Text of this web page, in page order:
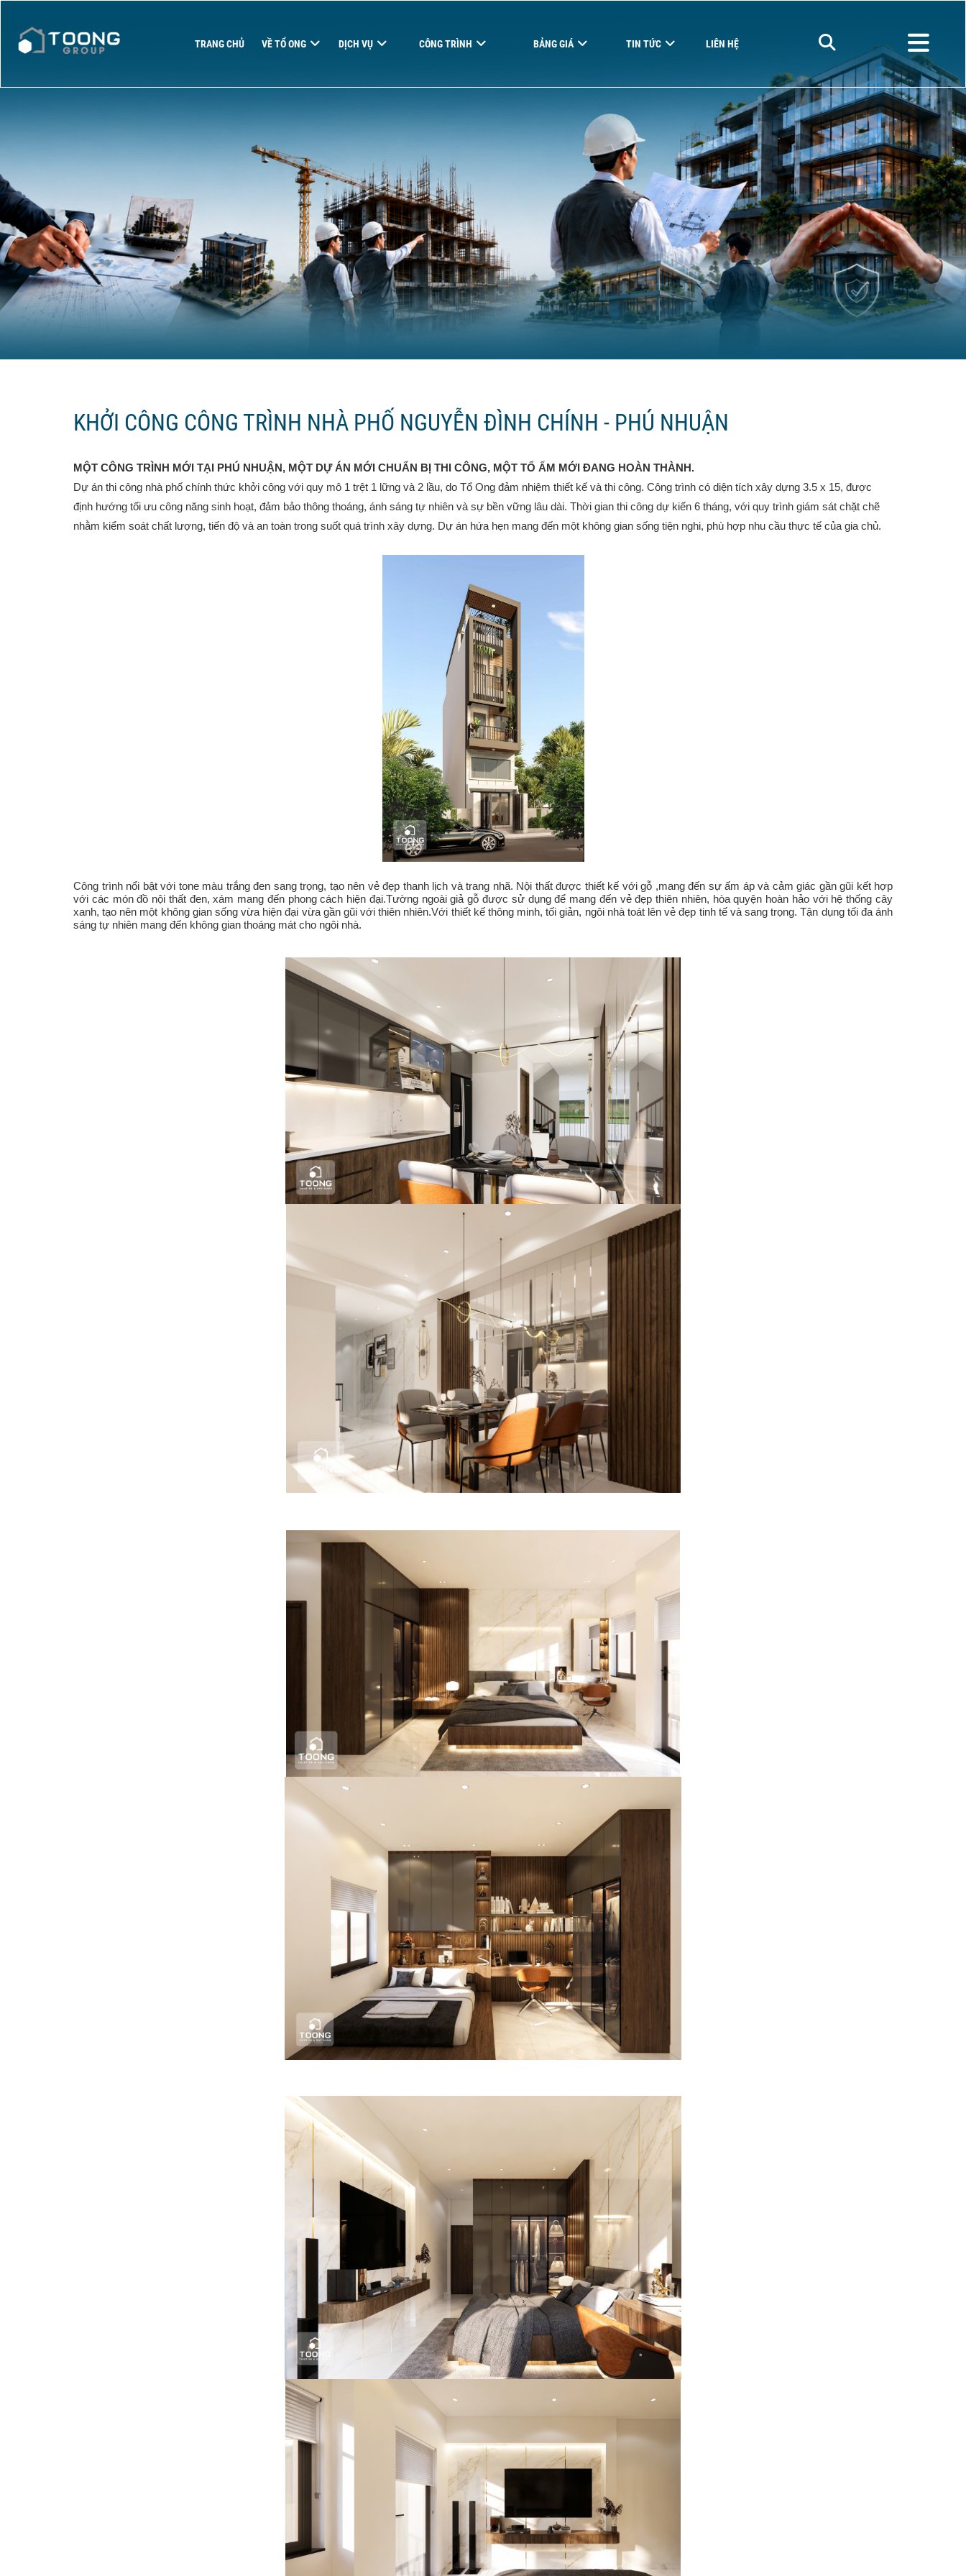
TRANG CHỦ VỀ TỔ ONG DỊCH VỤ CÔNG TRÌNH BẢNG GIÁ TIN TỨC LIÊN HỆ
KHỞI CÔNG CÔNG TRÌNH NHÀ PHỐ NGUYỄN ĐÌNH CHÍNH - PHÚ NHUẬN
MỘT CÔNG TRÌNH MỚI TẠI PHÚ NHUẬN, MỘT DỰ ÁN MỚI CHUẨN BỊ THI CÔNG, MỘT TỔ ẤM MỚI ĐANG HOÀN THÀNH.
Dự án thi công nhà phố chính thức khởi công với quy mô 1 trệt 1 lững và 2 lầu, do Tổ Ong đảm nhiệm thiết kế và thi công. Công trình có diện tích xây dựng 3.5 x 15, được
định hướng tối ưu công năng sinh hoạt, đảm bảo thông thoáng, ánh sáng tự nhiên và sự bền vững lâu dài. Thời gian thi công dự kiến 6 tháng, với quy trình giám sát chặt chẽ
nhằm kiểm soát chất lượng, tiến độ và an toàn trong suốt quá trình xây dựng. Dự án hứa hẹn mang đến một không gian sống tiện nghi, phù hợp nhu cầu thực tế của gia chủ.
Công trình nổi bật với tone màu trắng đen sang trọng, tạo nên vẻ đẹp thanh lịch và trang nhã. Nội thất được thiết kế với gỗ ,mang đến sự ấm áp và cảm giác gần gũi kết hợp
với các món đồ nội thất đen, xám mang đến phong cách hiện đại.Tường ngoài giả gỗ được sử dụng để mang đến vẻ đẹp thiên nhiên, hòa quyện hoàn hảo với hệ thống cây
xanh, tạo nên một không gian sống vừa hiện đại vừa gần gũi với thiên nhiên.Với thiết kế thông minh, tối giản, ngôi nhà toát lên vẻ đẹp tinh tế và sang trọng. Tận dụng tối đa ánh
sáng tự nhiên mang đến không gian thoáng mát cho ngôi nhà.